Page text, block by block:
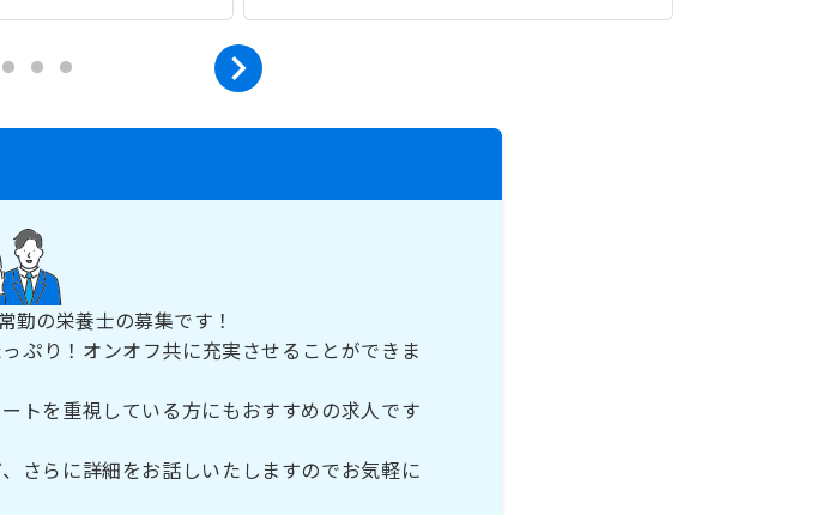
勤の栄養士の募集です！
ぷり！オンオフ共に充実させることができま
トを重視している方にもおすすめの求人です
さらに詳細をお話しいたしますのでお気軽に